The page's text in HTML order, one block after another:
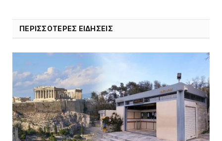
ΠΕΡΙΣΣΟΤΕΡΕΣ ΕΙΔΗΣΕΙΣ